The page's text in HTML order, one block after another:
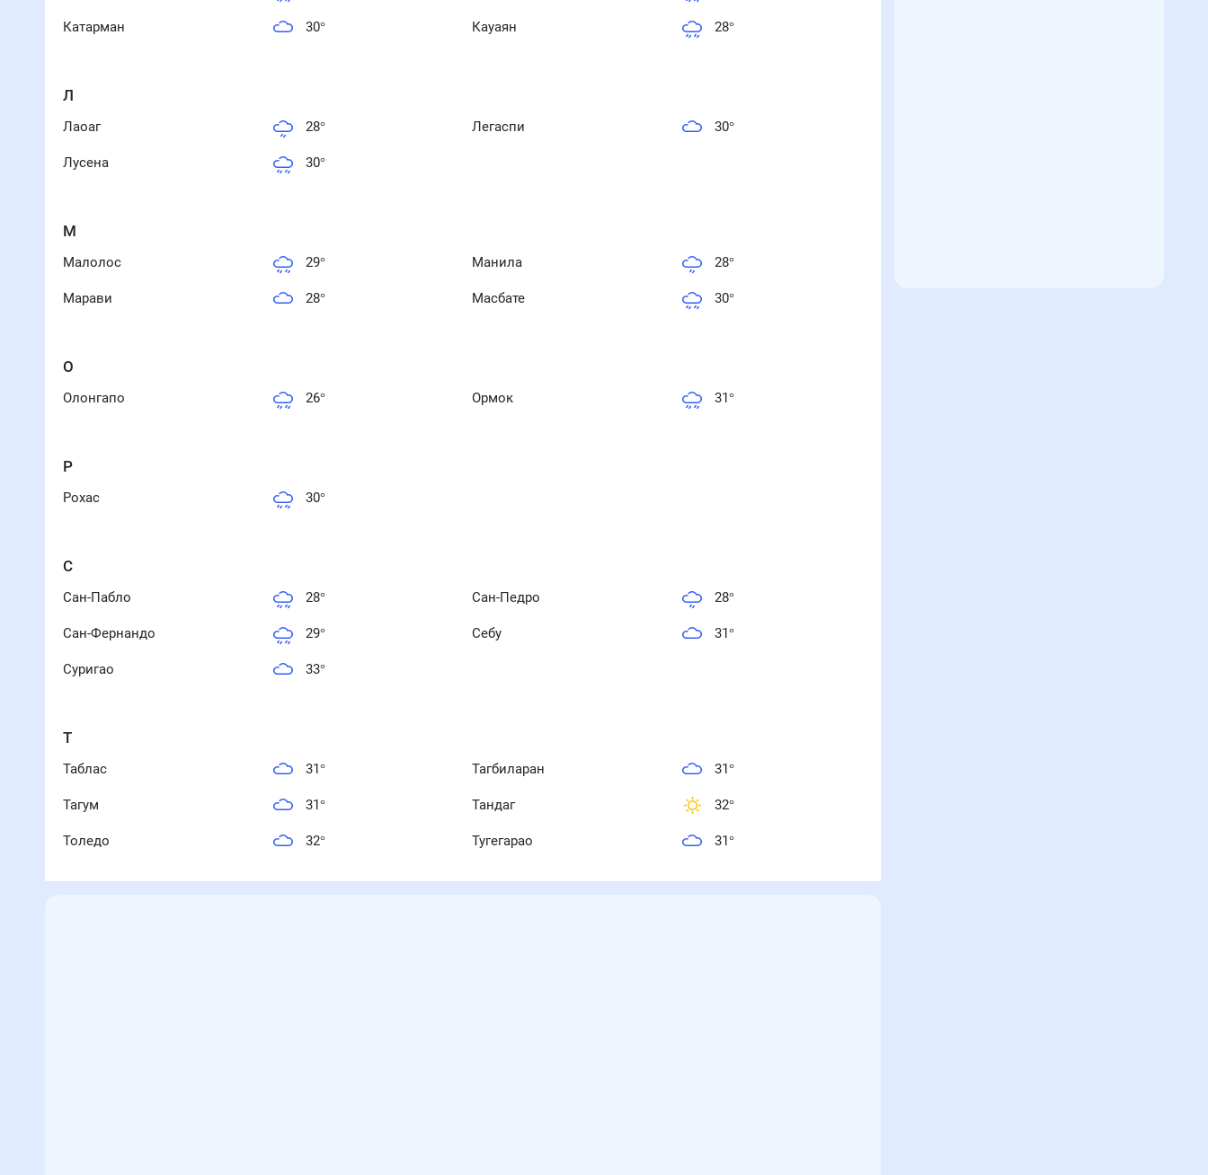
Катарман 30° Кауаян 28°
Л
Лаоаг 28° Легаспи 30°
Лусена 30°
М
Малолос 29° Манила 28°
Марави 28° Масбате 30°
О
Олонгапо 26° Ормок 31°
Р
Рохас 30°
С
Сан-Пабло 28° Сан-Педро 28°
Сан-Фернандо 29° Себу 31°
Суригао 33°
Т
Таблас 31° Тагбиларан 31°
Тагум 31° Тандаг 32°
Толедо 32° Тугегарао 31°